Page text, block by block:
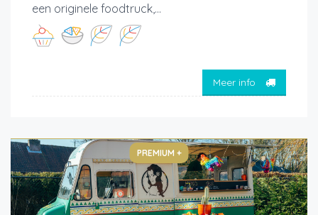
een originele foodtruck,...
Meer info
PREMIUM +